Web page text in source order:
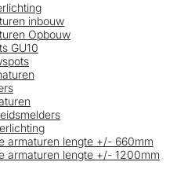
inbouw
Opbouw
GU10
armaturen lengte +/- 660mm
armaturen lengte +/- 1200mm